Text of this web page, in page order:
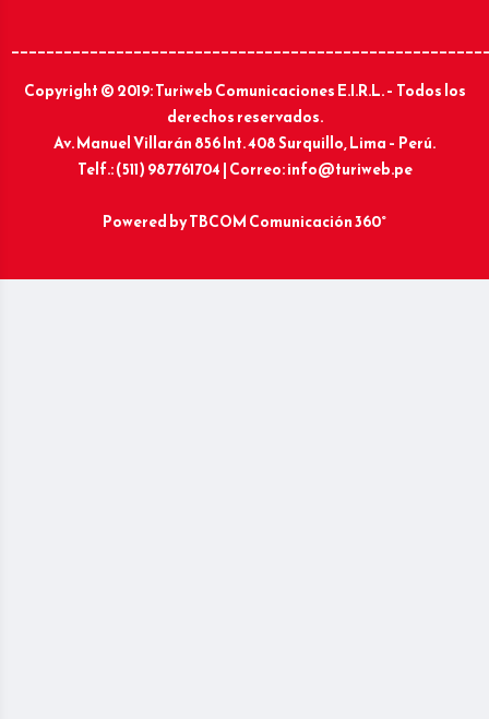
Copyright © 2019: Turiweb Comunicaciones E.I.R.L. – Todos los
derechos reservados.
Av. Manuel Villarán 856 Int. 408 Surquillo, Lima – Perú.
Telf.: (511) 987761704 | Correo: info@turiweb.pe
Powered byTBCOM Comunicación 360°